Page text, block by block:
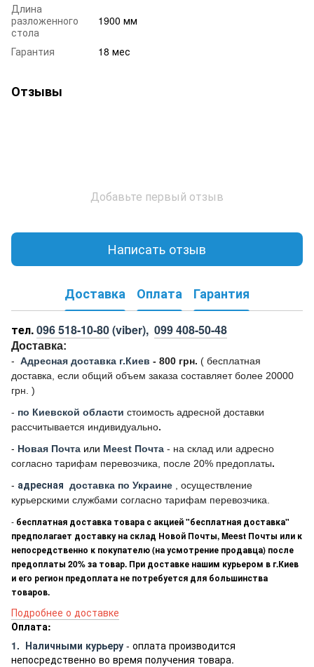
Длина
разложенного
стола
1900 мм
Гарантия 18 мес
Отзывы
Добавьте первый отзыв
Написать отзыв
Доставка Оплата Гарантия
тел.096 518-10-80(viber), 099 408-50-48
Доставка:
- Адресная доставка г.Киев - 800 грн. ( бесплатная
доставка, если общий объем заказа составляет более 20000
грн. )
- по Киевской области стоимость адресной доставки
рассчитывается индивидуально.
- Новая Почта или Meest Почта - на склад или адресно
согласно тарифам перевозчика, после 20% предоплаты.
- адресная доставка по Украине
, осуществление
курьерскими службами согласно тарифам перевозчика.
- бесплатная доставка товара с акцией "бесплатная доставка"
предполагает доставку на склад Новой Почты, Meest Почты или к
непосредственно к покупателю (на усмотрение продавца) после
предоплаты 20% за товар. При доставке нашим курьером в г.Киев
и его регион предоплата не потребуется для большинства
товаров.
Подробнее о доставке
Оплата:
1. Наличными курьеру - оплата производится
непосредственно во время получения товара.